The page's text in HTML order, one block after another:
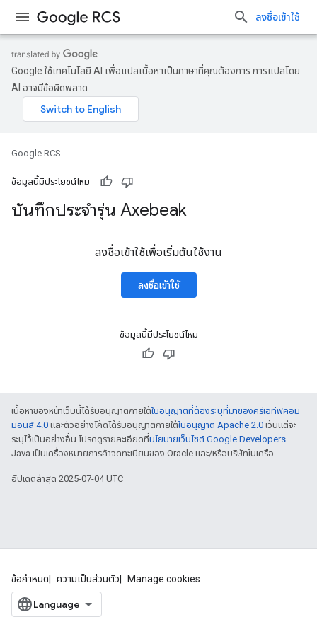
ลงชื่อเข้าใช้
Google ใช้เทคโนโลยี AI เพื่อแปลเนื้อหาเป็นภาษาที่คุณต้องการ การแปลโดย
AI อาจมีข้อผิดพลาด
Google RCS
ข้อมูลนี้มีประโยชน์ไหม
บันทึกประจำรุ่น Axebeak
ลงชื่อเข้าใช้เพื่อเริ่มต้นใช้งาน
ลงชื่อเข้าใช้
ข้อมูลนี้มีประโยชน์ไหม
เนื้อหาของหน้าเว็บนี้ได้รับอนุญาตภายใต้ใบอนุญาตที่ต้องระบุที่มาของครีเอทีฟคอม
มอนส์ 4.0 และตัวอย่างโค้ดได้รับอนุญาตภายใต้ใบอนุญาต Apache 2.0 เว้นแต่จะ
ระบุไว้เป็นอย่างอื่น โปรดดูรายละเอียดที่นโยบายเว็บไซต์ Google Developers
Java เป็นเครื่องหมายการค้าจดทะเบียนของ Oracle และ/หรือบริษัทในเครือ
อัปเดตล่าสุด 2025-07-04 UTC
ข้อกำหนด ความเป็นส่วนตัว Manage cookies